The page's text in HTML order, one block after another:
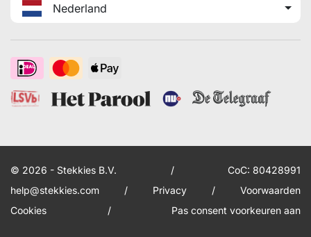
Nederland
© 2026 - Stekkies B.V. /
CoC: 80428991
help@stekkies.com
/ Privacy /
Voorwaarden
Cookies
/ Pas consent voorkeuren aan